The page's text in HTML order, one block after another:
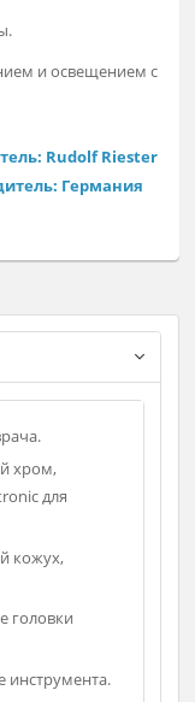
LED
и расширенных
офтальмоскопии.
глазного дна и
Rudolf
врача.
хром,